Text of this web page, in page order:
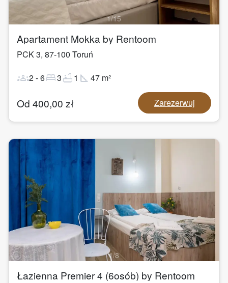
1/15
Apartament Mokka by Rentoom
PCK 3, 87-100 Toruń
groups2-6bed3bathtub1 square_foot 47 m²
Od 400,00 zł Zarezerwuj
1/8
Łazienna Premier 4 (6osób) by Rentoom